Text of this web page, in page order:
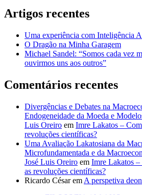
Artigos recentes
Uma experiência com Inteligência
O Dragão na Minha Garagem
Michael Sandel: “Somos cada vez
ouvirmos uns aos outros”
Comentários recentes
Divergências e Debates na
Endogeneidade da Moeda e
Luis Oreiro em Imre Lakatos –
revoluções científicas?
Uma Avaliação Lakatosiana da
Microfundamentada e da
José Luis Oreiro em Imre Lakatos –
as revoluções científicas?
Ricardo Césarem A perspetiva